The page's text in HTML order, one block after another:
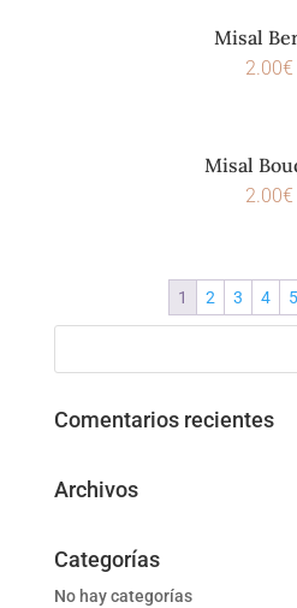
Misal
2.00€
Misal
2.00€
1 2 3 4 5
Comentarios recientes
Archivos
Categorías
No hay categorías